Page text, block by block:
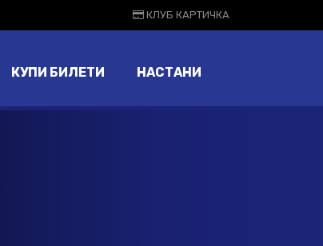
КЛУБ КАРТИЧКА
КУПИ БИЛЕТИ НАСТАНИ